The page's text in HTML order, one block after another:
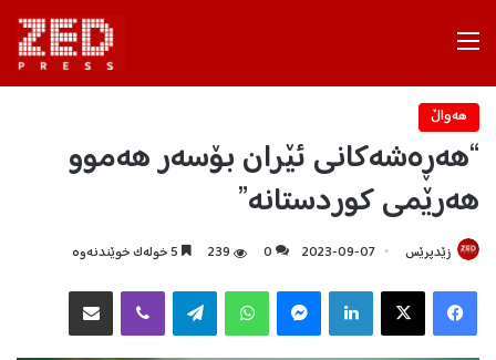
هه‌واڵ
“هەڕەشەکانی ئێران بۆسەر هەموو
هەرێمی کوردستانە”
زێدپرێس 2023-09-07
0
239
X
Telegram